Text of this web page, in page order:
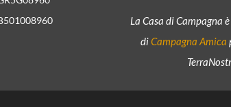
La Casa di Campagna
diCampagna Amica